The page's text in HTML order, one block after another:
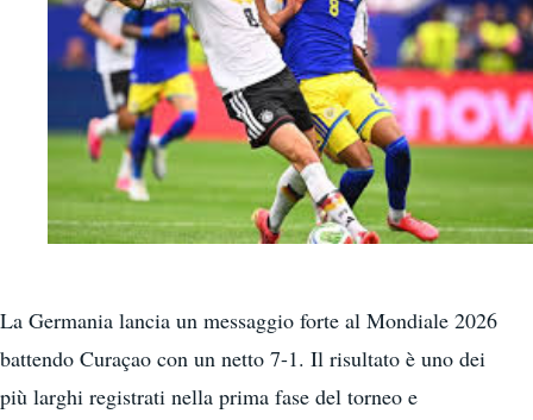
La Germania lancia un messaggio forte al Mondiale 2026
battendo Curaçao con un netto 7-1. Il risultato è uno dei
più larghi registrati nella prima fase del torneo e